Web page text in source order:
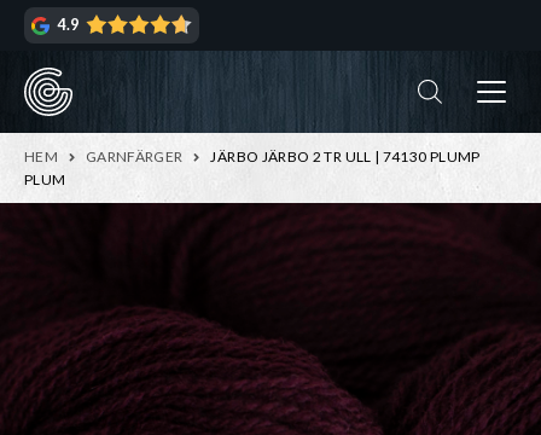
Hoppa
navigering
Hoppa
innehåll
4.9
HEM GARNFÄRGER
JÄRBO JÄRBO 2 TR ULL | 74130 PLUMP
PLUM